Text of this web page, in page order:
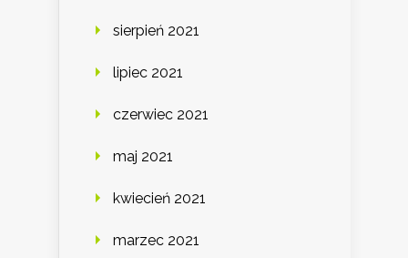
sierpień 2021
lipiec 2021
czerwiec 2021
maj 2021
kwiecień 2021
marzec 2021